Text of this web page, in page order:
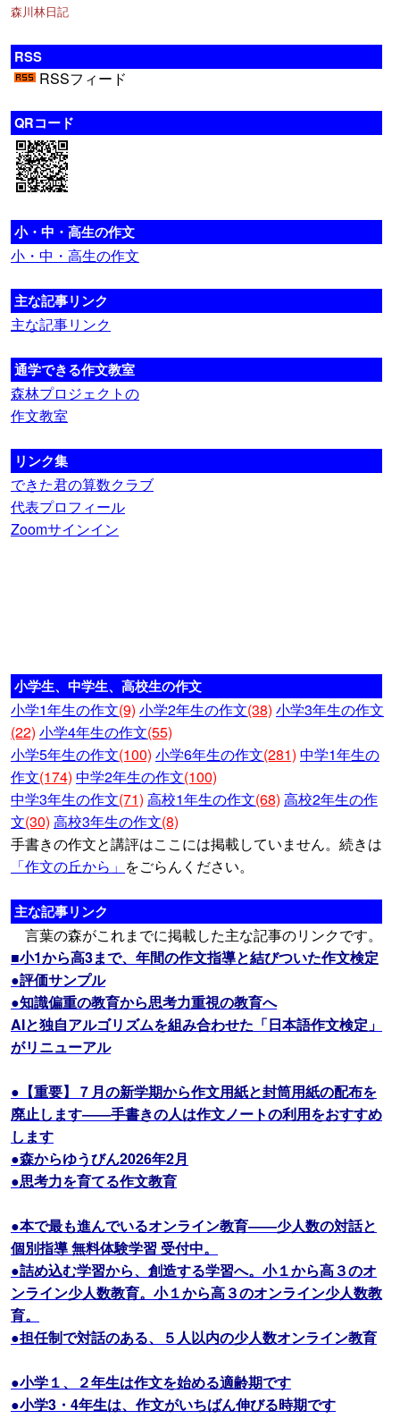
森川林日記
RSS
RSSフィード
QRコード
小・中・高生の作文
小・中・高生の作文
主な記事リンク
主な記事リンク
通学できる作文教室
森林プロジェクトの
作文教室
リンク集
できた君の算数クラブ
代表プロフィール
Zoomサインイン
小学生、中学生、高校生の作文
小学1年生の作文(9) 小学2年生の作文(38) 小学3年生の作文
(22) 小学4年生の作文(55)
小学5年生の作文(100) 小学6年生の作文(281) 中学1年生の
作文(174) 中学2年生の作文(100)
中学3年生の作文(71) 高校1年生の作文(68) 高校2年生の作
文(30) 高校3年生の作文(8)
手書きの作文と講評はここには掲載していません。続きは
「作文の丘から」 をごらんください。
主な記事リンク
言葉の森がこれまでに掲載した主な記事のリンクです。
■小1から高3まで、年間の作文指導と結びついた作文検定
●評価サンプル
●知識偏重の教育から思考力重視の教育へ
AIと独自アルゴリズムを組み合わせた「日本語作文検定」
がリニューアル
●【重要】７月の新学期から作文用紙と封筒用紙の配布を
廃止します――手書きの人は作文ノートの利用をおすすめ
します
●森からゆうびん2026年2月
●思考力を育てる作文教育
●本で最も進んでいるオンライン教育――少人数の対話と
個別指導 無料体験学習 受付中。
●詰め込む学習から、創造する学習へ。小１から高３のオ
ンライン少人数教育。小１から高３のオンライン少人数教
育。
●担任制で対話のある、５人以内の少人数オンライン教育
●小学１、２年生は作文を始める適齢期です
●小学3・4年生は、作文がいちばん伸びる時期です